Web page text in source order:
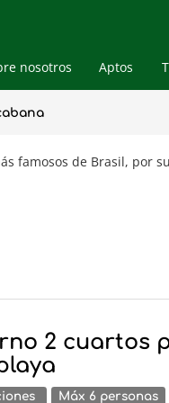
nosotros
Aptos
& Venda
famosos de Brasil, por
2 cuartos
Máx 6 personas